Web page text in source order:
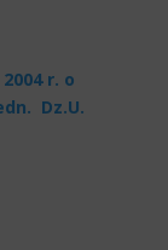
r. o
Dz.U.